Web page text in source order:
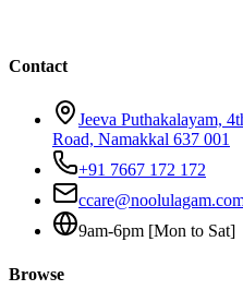
Contact
Jeeva Puthakalayam,
Road, Namakkal 637 001
+91 7667 172 172
9am-6pm [Mon to Sat]
Browse